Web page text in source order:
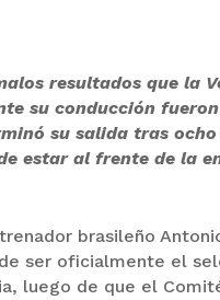
resultados que la
su conducción
su salida tras ocho
estar al frente de la
brasileño
ser oficialmente el
luego de que el